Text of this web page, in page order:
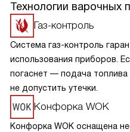
Технологии варочных
Газ-контроль
Система газ-контроль
использования приборов.
погаснет — подача топлива
не допустить утечки.
Конфорка WOK
Конфорка WOK оснащена